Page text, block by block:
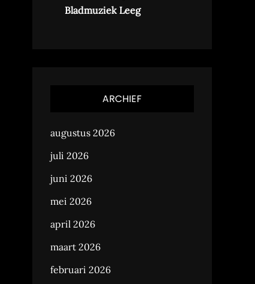
Bladmuziek Leeg
ARCHIEF
augustus 2026
juli 2026
juni 2026
mei 2026
april 2026
maart 2026
februari 2026